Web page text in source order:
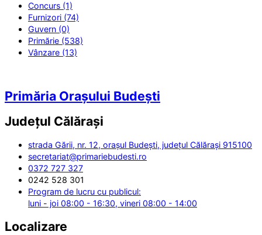
Concurs (1)
Furnizori (74)
Guvern (0)
Primărie (538)
Vânzare (13)
Primăria Orașului Budești
Județul Călărași
strada Gării, nr. 12, orașul Budești, județul Călărași 915100
secretariat@primariebudesti.ro
0372 727 327
0242 528 301
Program de lucru cu publicul:
luni - joi 08:00 - 16:30, vineri 08:00 - 14:00
Localizare